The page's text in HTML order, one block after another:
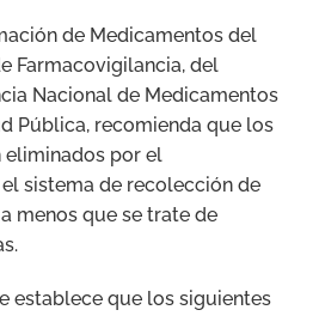
de Medicamentos del
Farmacovigilancia, del
Nacional de Medicamentos
Pública, recomienda que los
eliminados por el
sistema de recolección de
menos que se trate de
establece que los siguientes